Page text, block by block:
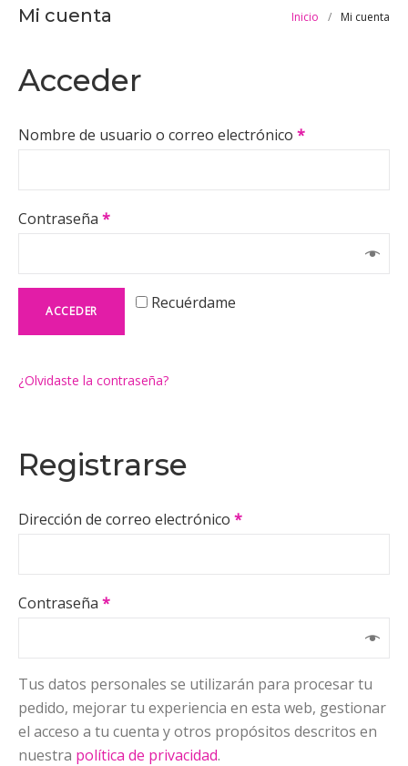
Mi cuenta Inicio / Mi cuenta
Mi
cuenta
Acceder
Nombre de usuario o correo electrónico *
Contraseña *
Recuérdame
ACCEDER
¿Olvidaste la contraseña?
Registrarse
Dirección de correo electrónico *
Contraseña *
Tus datos personales se utilizarán para procesar tu
pedido, mejorar tu experiencia en esta web, gestionar
el acceso a tu cuenta y otros propósitos descritos en
nuestra política de privacidad.